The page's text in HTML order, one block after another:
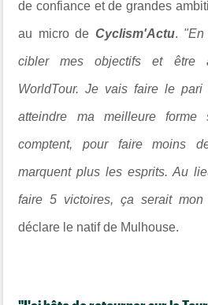
de confiance et de grandes
au micro de Cyclism'Actu. "En
cibler mes objectifs et être
WorldTour. Je vais faire le
atteindre ma meilleure
comptent, pour faire moins
marquent plus les esprits. Au
faire 5 victoires, ça serait mon
déclare le natif de Mulhouse.